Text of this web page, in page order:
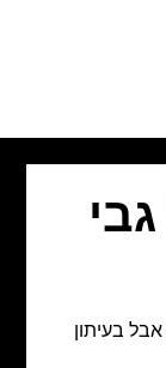
בעיתון